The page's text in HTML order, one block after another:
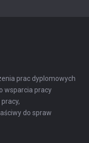
prac dyplomowych
wsparcia pracy
do spraw